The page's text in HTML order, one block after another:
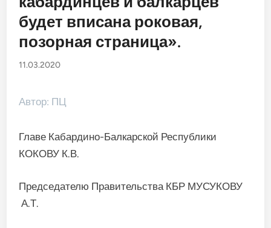
будет вписана роковая,
позорная страница».
11.03.2020
Автор: ПЦ
Главе Кабардино-Балкарской Республики
КОКОВУ К.В.
Председателю Правительства КБР МУСУКОВУ
А.Т.